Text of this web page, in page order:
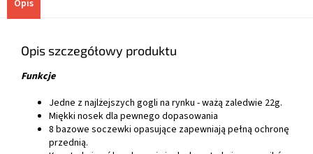
Opis
Opis szczegółowy produktu
Funkcje
Jedne z najlżejszych gogli na rynku - ważą zaledwie 22g.
Miękki nosek dla pewnego dopasowania
8 bazowe soczewki opasujące zapewniają pełną ochronę
przednią.